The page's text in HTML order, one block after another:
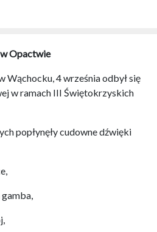
Opactwie
Wąchocku, 4 września odbył się
w ramach III Świętokrzyskich
popłynęły cudowne dźwięki